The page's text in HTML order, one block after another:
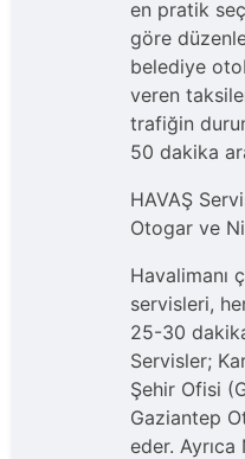
en pratik
göre
belediye
veren
trafiğin
50 dakika
HAVAŞ
Otogar ve
Havalimanı
servisleri,
25-30
Servisler;
Şehir Ofisi
Gaziantep
eder.